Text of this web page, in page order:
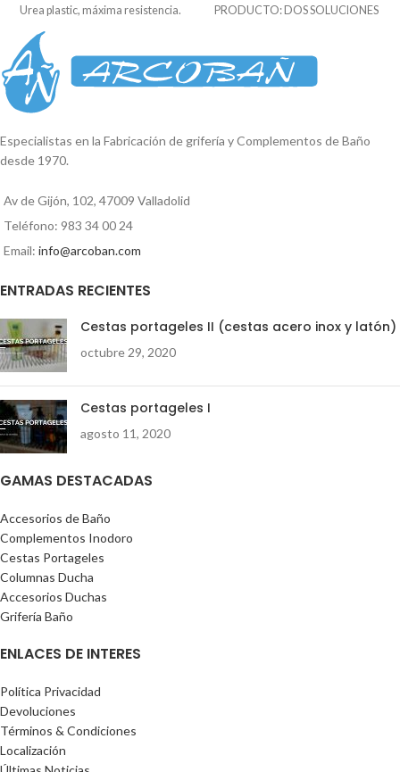
Urea plastic, máxima resistencia.
clean
permite retirar la tapa para
conseguir una higiene perfecta.
Sistema softclose
bacteriano: Previene infecciones,
5 uds.
PRODUCTO: DOS SOLUCIONES
Especialistas en la Fabricación de grifería y Complementos de Baño
desde 1970.
Av de Gijón, 102, 47009 Valladolid
Teléfono: 983 34 00 24
Email: info@arcoban.com
ENTRADAS RECIENTES
Cestas portageles II (cestas acero inox y latón)
octubre 29, 2020
Cestas portageles I
agosto 11, 2020
GAMAS DESTACADAS
Accesorios de Baño
Complementos Inodoro
Cestas Portageles
Columnas Ducha
Accesorios Duchas
Grifería Baño
ENLACES DE INTERES
Política Privacidad
Devoluciones
Términos & Condiciones
Localización